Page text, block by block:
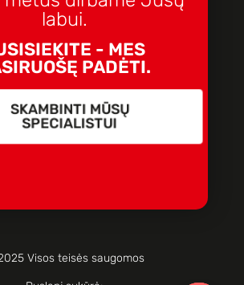
labui.
- MES
PADĖTI.
SKAMBINTI MŪSŲ
SPECIALISTUI
Visos teisės saugomos